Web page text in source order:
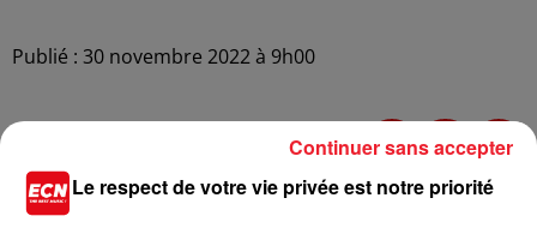
Publié : 30 novembre 2022 à 9h00
Le respect de votre vie privée est notre priorité
Continuer sans accepter